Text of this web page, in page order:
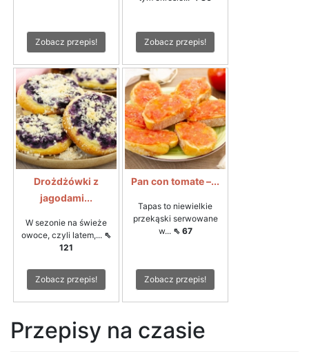
Zobacz przepis! Zobacz przepis!
Drożdżówki z
jagodami...
W sezonie na świeże
owoce, czyli latem,... ⇖
121
Zobacz przepis!
Pan con tomate –...
Tapas to niewielkie
przekąski serwowane
w... ⇖ 67
Zobacz przepis!
Przepisy na czasie